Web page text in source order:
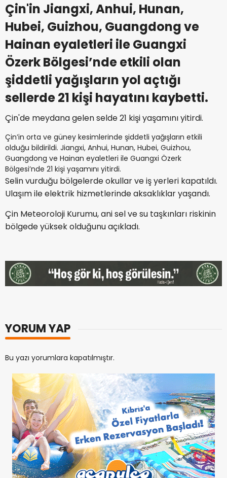
Çin'in Jiangxi, Anhui, Hunan,
Hubei, Guizhou, Guangdong ve
Hainan eyaletleri ile Guangxi
Özerk Bölgesi’nde etkili olan
şiddetli yağışların yol açtığı
sellerde 21 kişi hayatını kaybetti.
Çin'de meydana gelen selde 21 kişi yaşamını yitirdi.
Çin’in orta ve güney kesimlerinde şiddetli yağışların etkili
olduğu bildirildi. Jiangxi, Anhui, Hunan, Hubei, Guizhou,
Guangdong ve Hainan eyaletleri ile Guangxi Özerk
Bölgesi’nde 21 kişi yaşamını yitirdi.
Selin vurduğu bölgelerde okullar ve iş yerleri kapatıldı.
Ulaşım ile elektrik hizmetlerinde aksaklıklar yaşandı.
Çin Meteoroloji Kurumu, ani sel ve su taşkınları riskinin
bölgede yüksek olduğunu açıkladı.
YORUM YAP
Bu yazı yorumlara kapatılmıştır.